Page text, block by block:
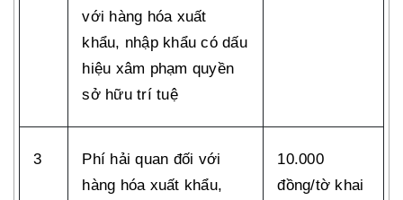
với hàng hóa xuất
khẩu, nhập khẩu có dấu
hiệu xâm phạm quyền
sở hữu trí tuệ
3
Phí hải quan đối với
hàng hóa xuất khẩu,
10.000
đồng/tờ khai